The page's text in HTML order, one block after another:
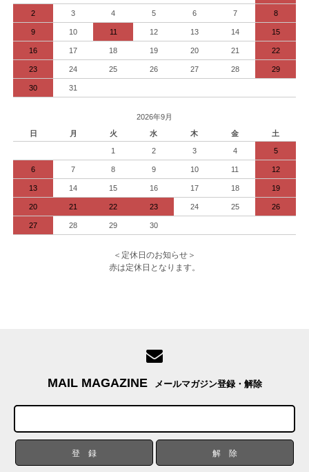
2 3 4 5 6 7 8
9 10 11 12 13 14 15
16 17 18 19 20 21 22
23 24 25 26 27 28 29
30 31
2026年9月
日
月 火 水 木 金 土
1 2 3 4 5
6 7 8 9 10 11 12
13 14 15 16 17 18 19
20 21 22 23 24 25 26
27 28 29 30
＜定休日のお知らせ＞
赤は定休日となります。
MAIL MAGAZINE メールマガジン登録・解除